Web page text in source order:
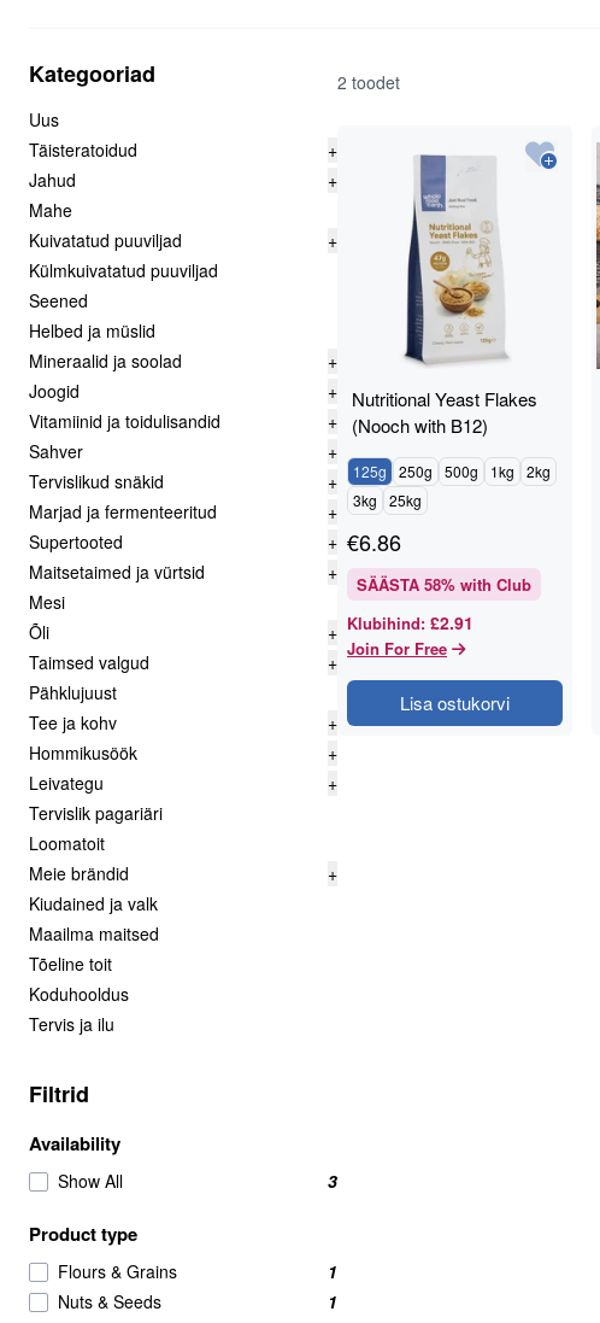
Kategooriad
Uus
Täisteratoidud
+
Jahud
+
Mahe
Kuivatatud puuviljad
+
Külmkuivatatud puuviljad
Seened
Helbed ja müslid
Mineraalid ja soolad
+
Joogid
+
Vitamiinid ja toidulisandid
+
Sahver
+
Tervislikud snäkid
+
Marjad ja fermenteeritud
+
Supertooted
+
Maitsetaimed ja vürtsid
+
Mesi
Õli
+
Taimsed valgud
+
Pähklujuust
Tee ja kohv
+
Hommikusöök
+
Leivategu
+
Tervislik pagariäri
Loomatoit
Meie brändid
+
Kiudained ja valk
Maailma maitsed
Tõeline toit
Koduhooldus
Tervis ja ilu
Filtrid
Availability
Show All 3
Product type
Flours & Grains
1
Nuts & Seeds
1
2 toodet
Nutritional Yeast Flakes
(Nooch with B12)
125g 250g 500g 1kg
2kg
3kg
25kg
€6.86
SÄÄSTA 58% with Club
Klubihind: £2.91
Join For Free
Lisa ostukorvi